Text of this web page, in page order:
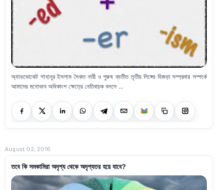
অ্যাডভোকেট শাহানূর ইসলাম সৈকত নারী ও পুরুষ ব্যতীত তৃতীয় লিঙ্গের হিজড়া সম্প্রদায় সম্পর্কে
আমাদের মনোভাব অধিকাংশ ক্ষেত্রে নেতিবাচক বললে ...
August 02, 2016
তবে কি সমকামিরা অদৃশ্য থেকে অদৃশ্যতর হয়ে যাবে?